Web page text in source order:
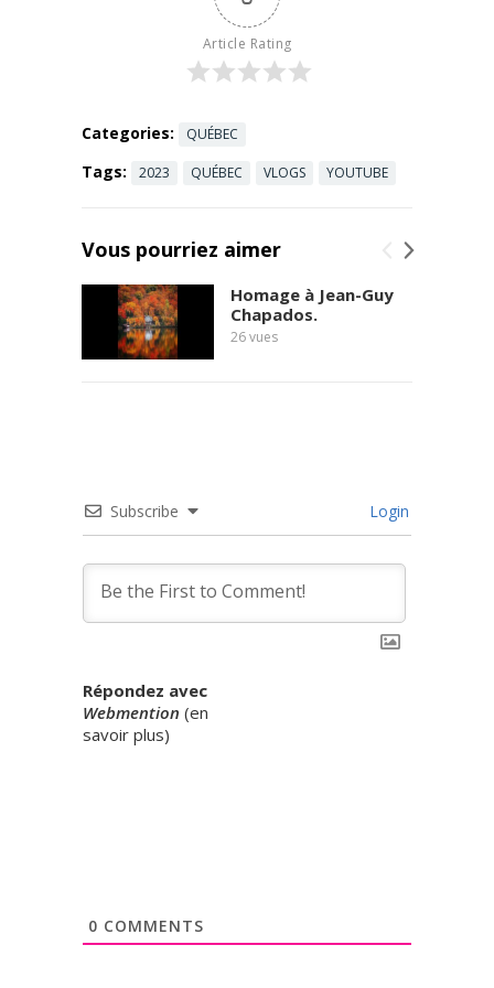
Article Rating
Categories: QUÉBEC
Tags: 2023 QUÉBEC VLOGS YOUTUBE
Vous pourriez aimer
Homage à Jean-Guy
Chapados.
26vues
Subscribe Login
Répondez avec
Webmention (en
savoir plus)
0 COMMENTS